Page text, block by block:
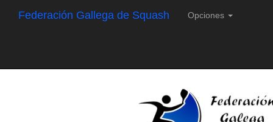
Federación Gallega de Squash Opciones